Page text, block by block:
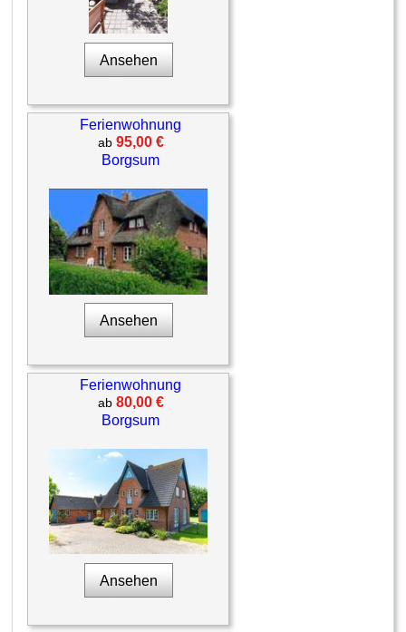
Ansehen
Ferienwohnung
ab 95,00 €
Borgsum
Ansehen
Ferienwohnung
ab 80,00 €
Borgsum
Ansehen